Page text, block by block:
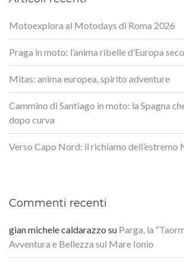
Motoexplora al Motodays di Roma 2026
Praga in moto: l’anima ribelle d’Europa
Mitas: anima europea, spirito adventure
Cammino di Santiago in moto: la Spagna
dopo curva
Verso Capo Nord: il richiamo dell’estremo
Commenti recenti
gian michele caldarazzo su Parga, la
Avventura e Bellezza sul Mare Ionio